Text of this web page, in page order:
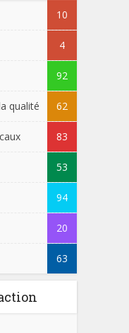
10
4
92
qualité 62
83
53
94
20
63